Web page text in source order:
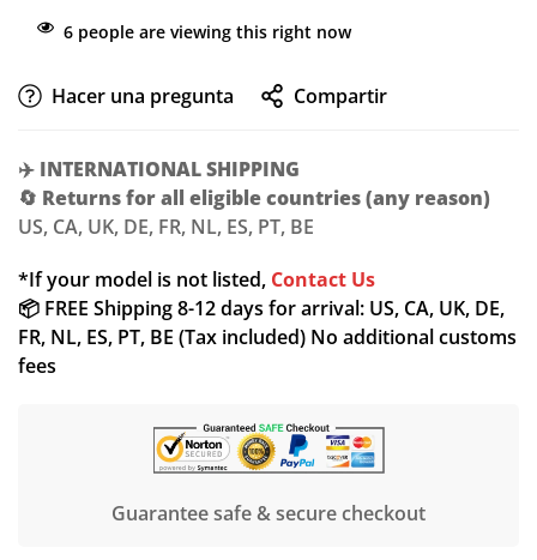
6 people are viewing this right now
Hacer una pregunta Compartir
✈️ INTERNATIONAL SHIPPING
🔄 Returns for all eligible countries (any reason)
US, CA, UK, DE, FR, NL, ES, PT, BE
*If your model is not listed, Contact Us
📦 FREE Shipping 8-12 days for arrival: US, CA, UK, DE,
FR, NL, ES, PT, BE (Tax included) No additional customs
fees
Guarantee safe & secure checkout